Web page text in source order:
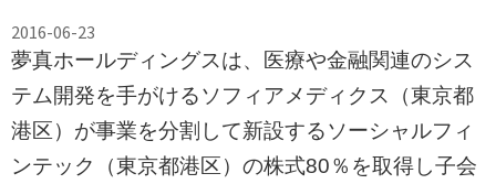
2016-06-23
夢真ホールディングスは、医療や金融関連のシス
テム開発を手がけるソフィアメディクス（東京都
港区）が事業を分割して新設するソーシャルフィ
ンテック（東京都港区）の株式80％を取得し子会